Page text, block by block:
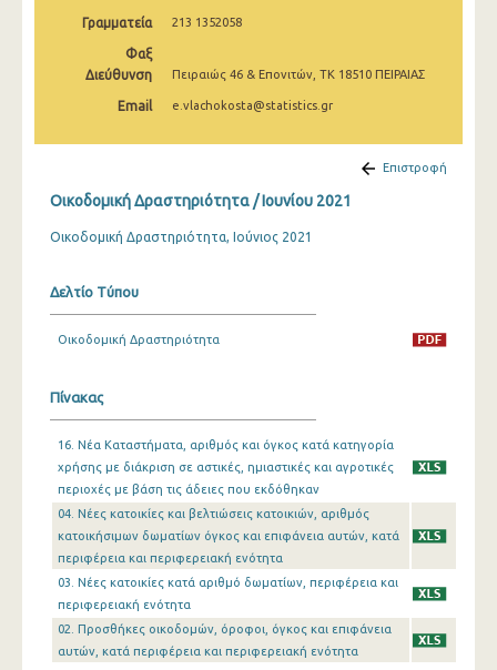
Απριλίου 2024
Δεκεμβρίου 2023
Οκτωβρίου 2023
Σεπτεμβρίου 2023
Ιουλίου 2023
Ιουνίου 2023
Μαΐου 2023
Απριλίου 2023
Μαρτίου 2023
Φεβρουαρίου 2023
Ιανουαρίου 2023
Γραμματεία 213 1352058
Φαξ
Διεύθυνση
Πειραιώς 46 & Επονιτών, ΤΚ 18510 ΠΕΙΡΑΙΑΣ
Email e.vlachokosta@statistics.gr
Επιστροφή
Οικοδομική Δραστηριότητα / Ιουνίου 2021
Οικοδομική Δραστηριότητα, Ιούνιος 2021
Δελτίο Τύπου
Οικοδομική Δραστηριότητα
Πίνακας
16. Νέα Καταστήματα, αριθμός και όγκος κατά κατηγορία
χρήσης με διάκριση σε αστικές, ημιαστικές και αγροτικές
περιοχές με βάση τις άδειες που εκδόθηκαν
04. Νέες κατοικίες και βελτιώσεις κατοικιών, αριθμός
κατοικήσιμων δωματίων όγκος και επιφάνεια αυτών, κατά
περιφέρεια και περιφερειακή ενότητα
03. Νέες κατοικίες κατά αριθμό δωματίων, περιφέρεια και
περιφερειακή ενότητα
02. Προσθήκες οικοδομών, όροφοι, όγκος και επιφάνεια
αυτών, κατά περιφέρεια και περιφερειακή ενότητα